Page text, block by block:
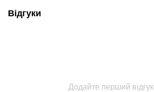
Відгуки
Додайте перший відгук